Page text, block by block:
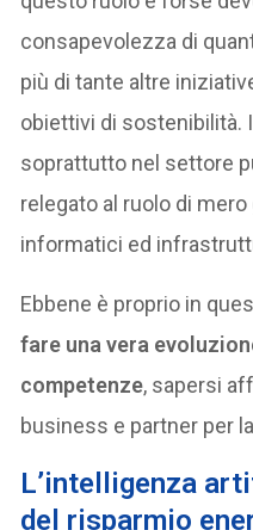
consapevolezza di
più di tante altre
obiettivi di sostenibilità.
soprattutto nel settore
relegato al ruolo di
informatici ed
Ebbene è proprio in
fare una vera
competenze, sapersi
business e partner per
L’intelligenza
del risparmio